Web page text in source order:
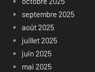
septembre 2025
août 2025
juillet 2025
juin 2025
mai 2025